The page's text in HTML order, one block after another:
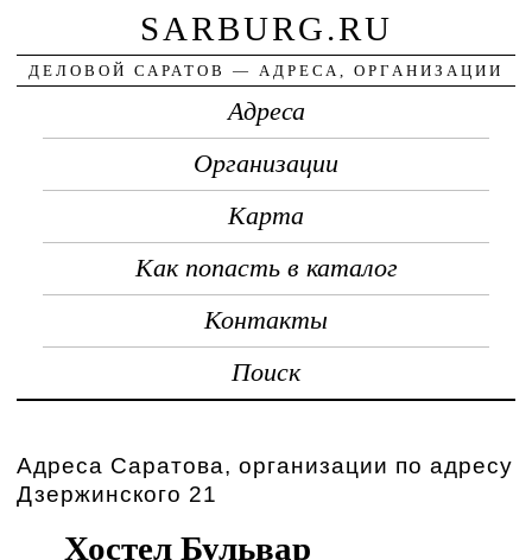
SARBURG.RU
ДЕЛОВОЙ САРАТОВ — АДРЕСА, ОРГАНИЗАЦИИ
Адреса
Организации
Карта
Как попасть в каталог
Контакты
Поиск
Адреса Саратова, организации по адресу
Дзержинского 21
Хостел Бульвар